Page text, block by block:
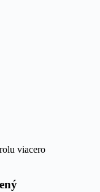
viacero